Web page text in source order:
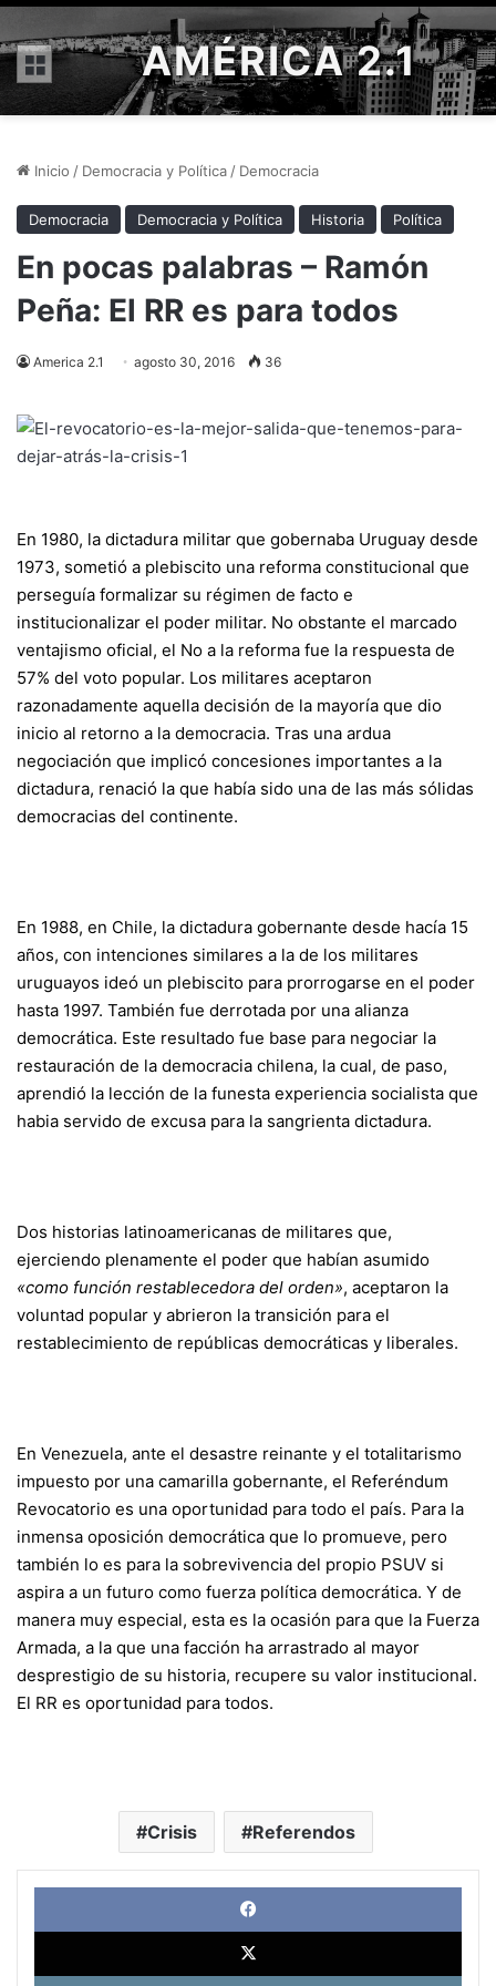
Menú AMÉRICA 2.1
Inicio / Democracia y Política / Democracia
Democracia Democracia y Política Historia Política
En pocas palabras – Ramón
Peña: El RR es para todos
America 2.1 agosto 30, 2016 36
En 1980, la dictadura militar que gobernaba Uruguay desde
1973, sometió a plebiscito una reforma constitucional que
perseguía formalizar su régimen de facto e
institucionalizar el poder militar. No obstante el marcado
ventajismo oficial, el No a la reforma fue la respuesta de
57% del voto popular. Los militares aceptaron
razonadamente aquella decisión de la mayoría que dio
inicio al retorno a la democracia. Tras una ardua
negociación que implicó concesiones importantes a la
dictadura, renació la que había sido una de las más sólidas
democracias del continente.
En 1988, en Chile, la dictadura gobernante desde hacía 15
años, con intenciones similares a la de los militares
uruguayos ideó un plebiscito para prorrogarse en el poder
hasta 1997. También fue derrotada por una alianza
democrática. Este resultado fue base para negociar la
restauración de la democracia chilena, la cual, de paso,
aprendió la lección de la funesta experiencia socialista que
habia servido de excusa para la sangrienta dictadura.
Dos historias latinoamericanas de militares que,
ejerciendo plenamente el poder que habían asumido
«como función restablecedora del orden», aceptaron la
voluntad popular y abrieron la transición para el
restablecimiento de repúblicas democráticas y liberales.
En Venezuela, ante el desastre reinante y el totalitarismo
impuesto por una camarilla gobernante, el Referéndum
Revocatorio es una oportunidad para todo el país. Para la
inmensa oposición democrática que lo promueve, pero
también lo es para la sobrevivencia del propio PSUV si
aspira a un futuro como fuerza política democrática. Y de
manera muy especial, esta es la ocasión para que la Fuerza
Armada, a la que una facción ha arrastrado al mayor
desprestigio de su historia, recupere su valor institucional.
El RR es oportunidad para todos.
Crisis Referendos
X